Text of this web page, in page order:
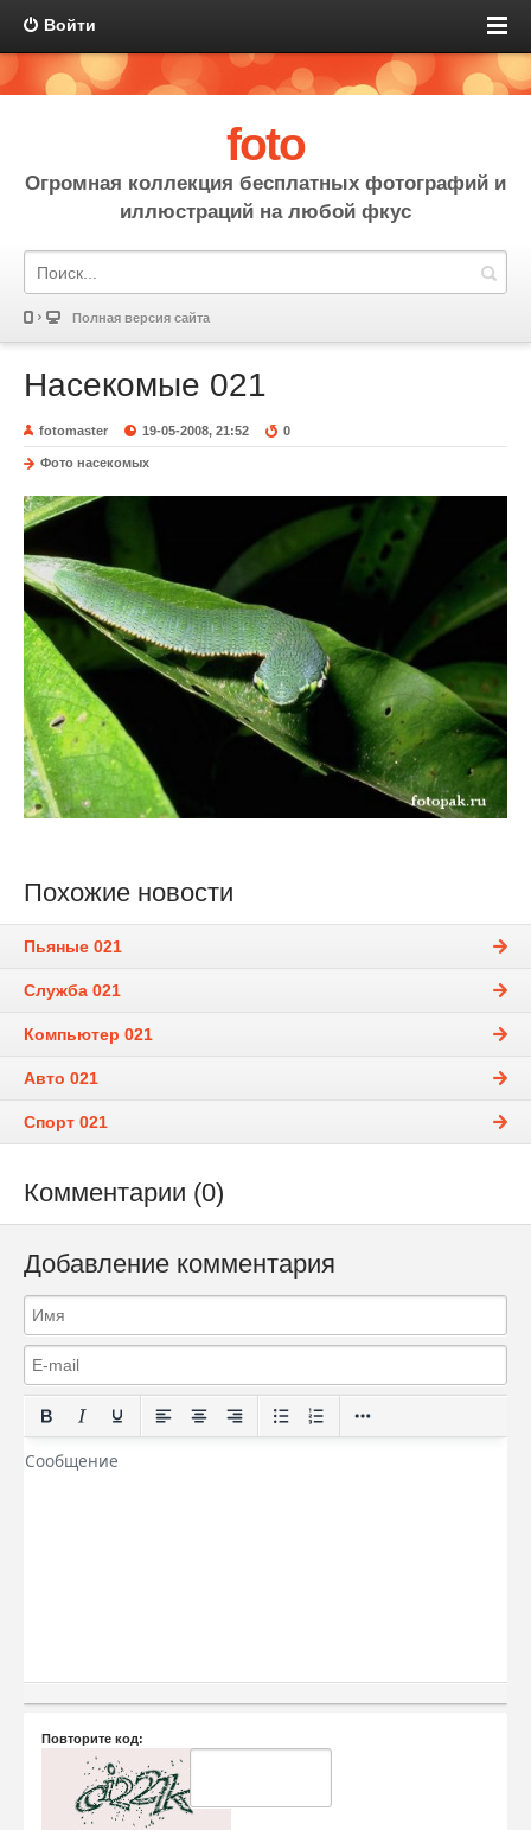
Войти
foto
Огромная коллекция бесплатных фотографий и
иллюстраций на любой фкус
Полная версия сайта
Насекомые 021
fotomaster 19-05-2008, 21:52 0
Фото насекомых
Похожие новости
Пьяные 021
Служба 021
Компьютер 021
Авто 021
Спорт 021
Комментарии (0)
Добавление комментария
Повторите код: